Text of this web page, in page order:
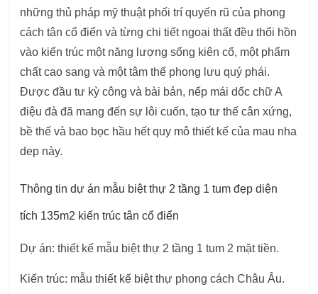
những thủ pháp mỹ thuật phối trí quyến rũ của phong
cách tân cổ điển và từng chi tiết ngoại thất đều thổi hồn
vào kiến trúc một năng lượng sống kiên cố, một phẩm
chất cao sang và một tâm thế phong lưu quý phái.
Được đầu tư kỳ công và bài bản, nếp mái dốc chữ A
điệu đà đã mang đến sự lôi cuốn, tạo tư thế cân xứng,
bề thế và bao bọc hầu hết quy mô thiết kế của mau nha
dep này.
Thông tin dự án mẫu biệt thự 2 tầng 1 tum đẹp diện
tích 135m2 kiến trúc tân cổ điển
Dự án: thiết kế mẫu biệt thự 2 tầng 1 tum 2 mặt tiền.
Kiến trúc: mẫu thiết kế biệt thự phong cách Châu Âu.